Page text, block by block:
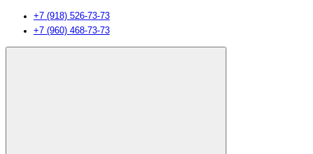
+7 (918) 526-73-73
+7 (960) 468-73-73